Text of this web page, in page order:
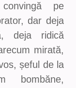
pe
dar deja
deja ridică
mirată,
șeful de la
bombăne,